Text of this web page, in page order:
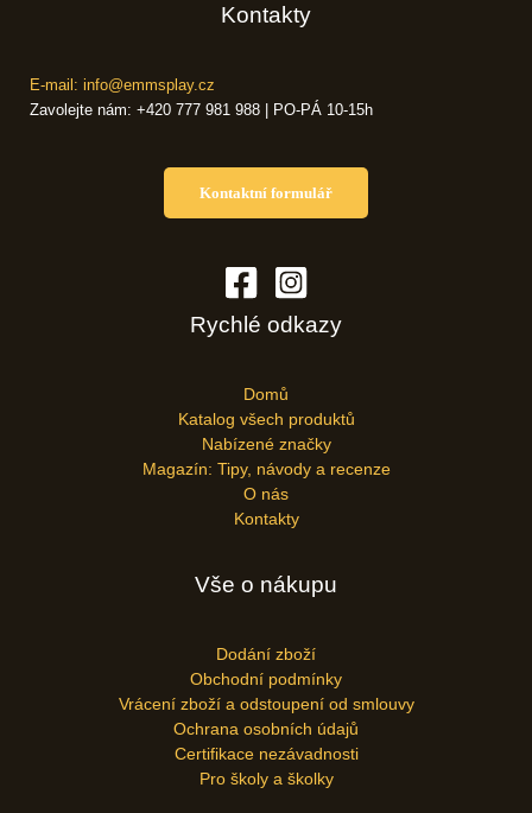
Kontakty
E-mail: info@emmsplay.cz
Zavolejte nám: +420 777 981 988 | PO-PÁ 10-15h
Kontaktní formulář
Rychlé odkazy
Domů
Katalog všech produktů
Nabízené značky
Magazín: Tipy, návody a recenze
O nás
Kontakty
Vše o nákupu
Dodání zboží
Obchodní podmínky
Vrácení zboží a odstoupení od smlouvy
Ochrana osobních údajů
Certifikace nezávadnosti
Pro školy a školky